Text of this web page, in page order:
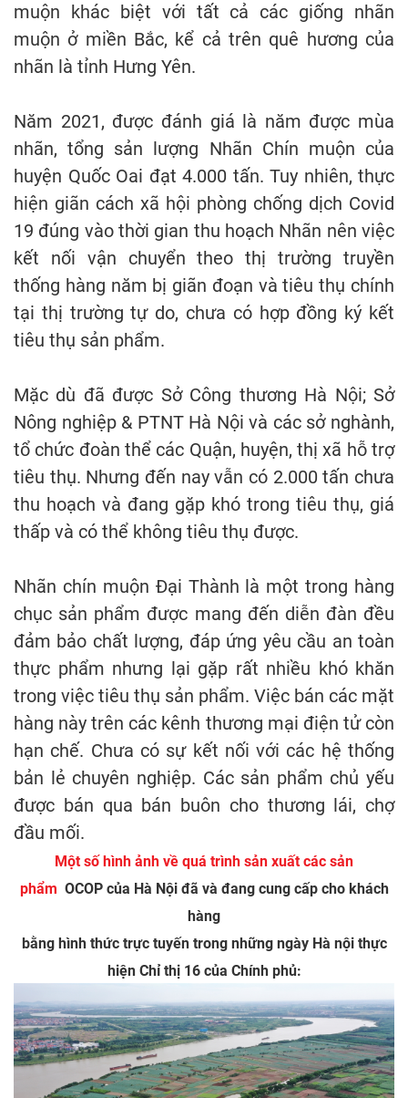
muộn khác biệt với tất cả các giống nhãn
muộn ở miền Bắc, kể cả trên quê hương của
nhãn là tỉnh Hưng Yên.
Năm 2021, được đánh giá là năm được mùa
nhãn, tổng sản lượng Nhãn Chín muộn của
huyện Quốc Oai đạt 4.000 tấn. Tuy nhiên, thực
hiện giãn cách xã hội phòng chống dịch Covid
19 đúng vào thời gian thu hoạch Nhãn nên việc
kết nối vận chuyển theo thị trường truyền
thống hàng năm bị giãn đoạn và tiêu thụ chính
tại thị trường tự do, chưa có hợp đồng ký kết
tiêu thụ sản phẩm.
Mặc dù đã được Sở Công thương Hà Nội; Sở
Nông nghiệp & PTNT Hà Nội và các sở nghành,
tổ chức đoàn thể các Quận, huyện, thị xã hỗ trợ
tiêu thụ. Nhưng đến nay vẫn có 2.000 tấn chưa
thu hoạch và đang gặp khó trong tiêu thụ, giá
thấp và có thể không tiêu thụ được.
Nhãn chín muộn Đại Thành là một trong hàng
chục sản phẩm được mang đến diễn đàn đều
đảm bảo chất lượng, đáp ứng yêu cầu an toàn
thực phẩm nhưng lại gặp rất nhiều khó khăn
trong việc tiêu thụ sản phẩm. Việc bán các mặt
hàng này trên các kênh thương mại điện tử còn
hạn chế. Chưa có sự kết nối với các hệ thống
bản lẻ chuyên nghiệp. Các sản phẩm chủ yếu
được bán qua bán buôn cho thương lái, chợ
đầu mối.
Một số hình ảnh về quá trình sản xuất các sản
phẩm OCOP của Hà Nội đã và đang cung cấp cho khách
hàng
bằng hình thức trực tuyến trong những ngày Hà nội thực
hiện Chỉ thị 16 của Chính phủ: